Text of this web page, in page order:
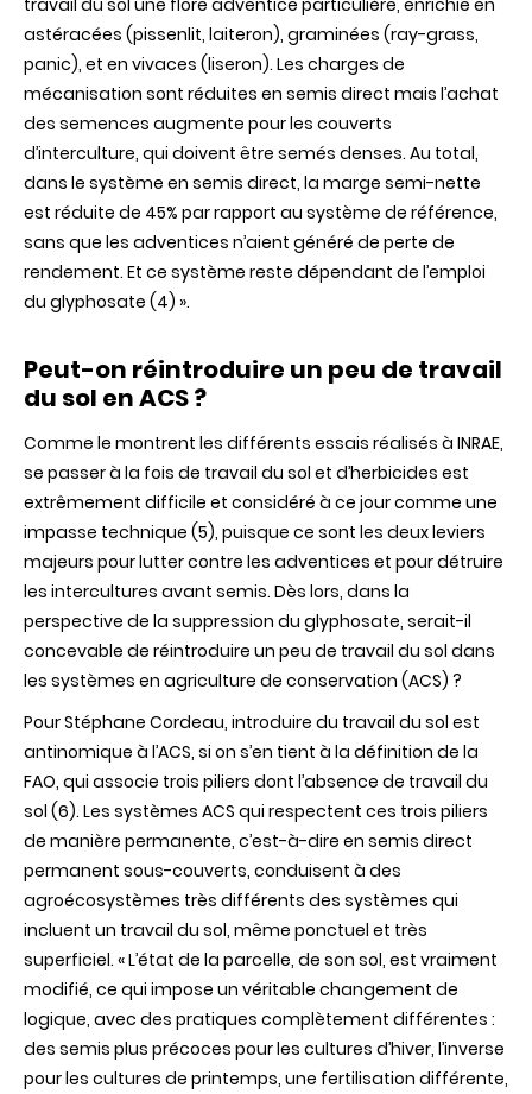
travail du sol une flore adventice particulière, enrichie en
astéracées (pissenlit, laiteron), graminées (ray-grass,
panic), et en vivaces (liseron). Les charges de
mécanisation sont réduites en semis direct mais l’achat
des semences augmente pour les couverts
d’interculture, qui doivent être semés denses. Au total,
dans le système en semis direct, la marge semi-nette
est réduite de 45% par rapport au système de référence,
sans que les adventices n’aient généré de perte de
rendement. Et ce système reste dépendant de l’emploi
du glyphosate (4) ».
Peut-on réintroduire un peu de travail
du sol en ACS ?
Comme le montrent les différents essais réalisés à INRAE,
se passer à la fois de travail du sol et d’herbicides est
extrêmement difficile et considéré à ce jour comme une
impasse technique (5), puisque ce sont les deux leviers
majeurs pour lutter contre les adventices et pour détruire
les intercultures avant semis. Dès lors, dans la
perspective de la suppression du glyphosate, serait-il
concevable de réintroduire un peu de travail du sol dans
les systèmes en agriculture de conservation (ACS) ?
Pour Stéphane Cordeau, introduire du travail du sol est
antinomique à l’ACS, si on s’en tient à la définition de la
FAO, qui associe trois piliers dont l’absence de travail du
sol (6). Les systèmes ACS qui respectent ces trois piliers
de manière permanente, c’est-à-dire en semis direct
permanent sous-couverts, conduisent à des
agroécosystèmes très différents des systèmes qui
incluent un travail du sol, même ponctuel et très
superficiel. « L’état de la parcelle, de son sol, est vraiment
modifié, ce qui impose un véritable changement de
logique, avec des pratiques complètement différentes :
des semis plus précoces pour les cultures d’hiver, l’inverse
pour les cultures de printemps, une fertilisation différente,